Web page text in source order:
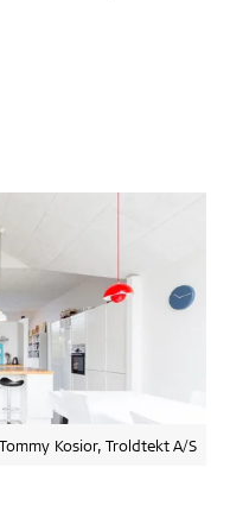
Kosior, Troldtekt A/S